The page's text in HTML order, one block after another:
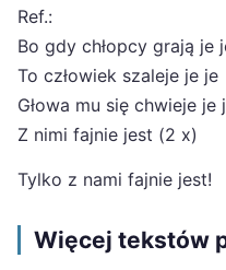
Ref.:
Bo gdy chłopcy grają je
To człowiek szaleje je je
Głowa mu się chwieje je
Z nimi fajnie jest (2 x)
Tylko z nami fajnie jest!
Więcej tekstów